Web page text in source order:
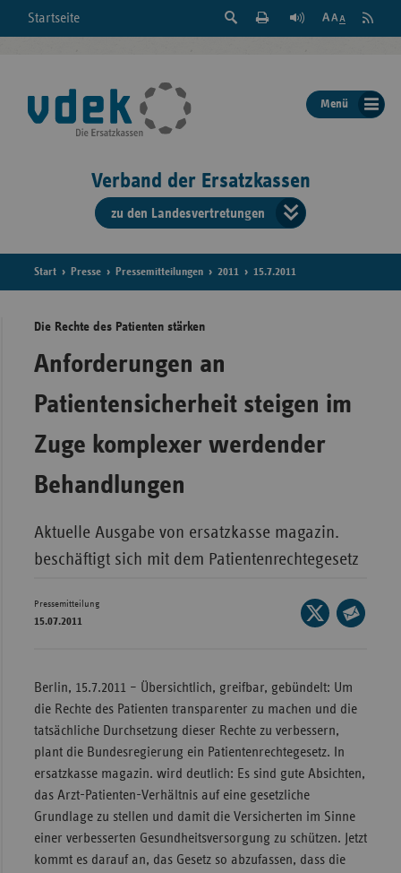
Startseite
Suche
der
Seite
Feed
Menü
Verband der Ersatzkassen
zu den Landesvertretungen
der
Start Presse Pressemitteilungen 2011 15.7.2011
Die Rechte des Patienten stärken
Anforderungen an
Patientensicherheit steigen im
Zuge komplexer werdender
Behandlungen
Aktuelle Ausgabe von ersatzkasse magazin.
beschäftigt sich mit dem Patientenrechtegesetz
Pressemitteilung
15.07.2011
Seite
auf
Berlin, 15.7.2011 – Übersichtlich, greifbar, gebündelt: Um
die Rechte des Patienten transparenter zu machen und die
tatsächliche Durchsetzung dieser Rechte zu verbessern,
plant die Bundesregierung ein Patientenrechtegesetz. In
ersatzkasse magazin. wird deutlich: Es sind gute Absichten,
das Arzt-Patienten-Verhältnis auf eine gesetzliche
Grundlage zu stellen und damit die Versicherten im Sinne
einer verbesserten Gesundheitsversorgung zu schützen. Jetzt
kommt es darauf an, das Gesetz so abzufassen, dass die